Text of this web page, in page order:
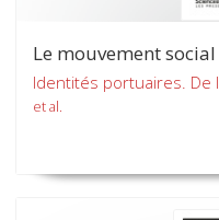
Le mouvement
Identités portuaires. De
et al.